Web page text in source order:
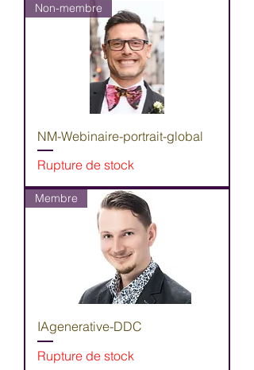
Non-membre
NM-Webinaire-portrait-global
Rupture de stock
Membre
IAgenerative-DDC
Rupture de stock